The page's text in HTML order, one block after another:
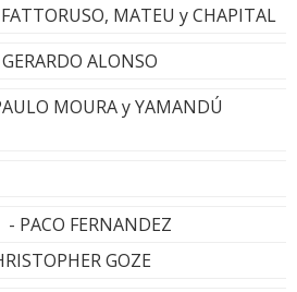
MATEU y CHAPITAL
ALONSO
MOURA y YAMANDÚ
PACO FERNANDEZ
GOZE